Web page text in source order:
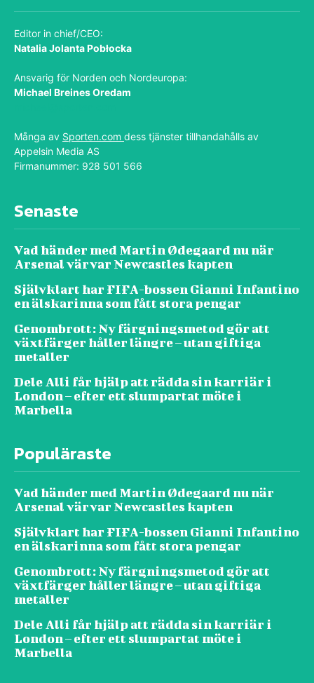
Editor in chief/CEO:
Natalia Jolanta Pobłocka
Ansvarig för Norden och Nordeuropa:
Michael Breines Oredam
Många av Sporten.com dess tjänster tillhandahålls av
Appelsin Media AS
Firmanummer: 928 501 566
Senaste
Vad händer med Martin Ødegaard nu när
Arsenal värvar Newcastles kapten
Självklart har FIFA-bossen Gianni Infantino
en älskarinna som fått stora pengar
Genombrott: Ny färgningsmetod gör att
växtfärger håller längre – utan giftiga
metaller
Dele Alli får hjälp att rädda sin karriär i
London – efter ett slumpartat möte i
Marbella
Populäraste
Vad händer med Martin Ødegaard nu när
Arsenal värvar Newcastles kapten
Självklart har FIFA-bossen Gianni Infantino
en älskarinna som fått stora pengar
Genombrott: Ny färgningsmetod gör att
växtfärger håller längre – utan giftiga
metaller
Dele Alli får hjälp att rädda sin karriär i
London – efter ett slumpartat möte i
Marbella